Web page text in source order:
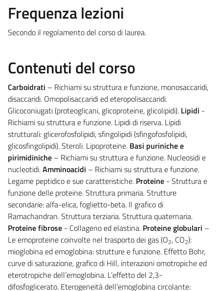
Frequenza lezioni
Secondo il regolamento del corso di laurea.
Contenuti del corso
Carboidrati – Richiami su struttura e funzione, monosaccaridi,
disaccaridi. Omopolisaccaridi ed eteropolisaccaridi.
Glicoconiugati (proteoglicani, glicoproteine, glicolipidi). Lipidi -
Richiami su struttura e funzione. Lipidi di riserva. Lipidi
strutturali: glicerofosfolipidi, sfingolipidi (sfingofosfolipidi,
glicosfingolipidi). Steroli. Lipoproteine. Basi puriniche e
pirimidiniche – Richiami su struttura e funzione. Nucleosidi e
nucleotidi.Amminoacidi – Richiami su struttura e funzione.
Legame peptidico e sue caratteristiche. Proteine - Struttura e
funzione delle proteine. Struttura primaria. Strutture
secondarie: alfa-elica, foglietto-beta. Il grafico di
Ramachandran. Struttura terziaria. Struttura quaternaria.
Proteine fibrose - Collageno ed elastina. Proteine globulari –
Le emoproteine coinvolte nel trasporto dei gas (O2, CO2):
mioglobina ed emoglobina: strutture e funzione. Effetto Bohr,
curve di saturazione, grafico di Hill, interazioni omotropiche ed
eterotropiche dell’emoglobina. L’effetto del 2,3-
difosfoglicerato. Eterogeneità dell’emoglobina circolante: